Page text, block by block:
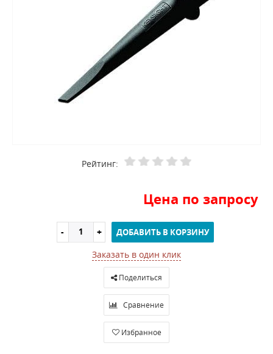
Рейтинг:
Цена по запросу
ДОБАВИТЬ В КОРЗИНУ
Заказать в один клик
Поделиться
Сравнение
Избранное